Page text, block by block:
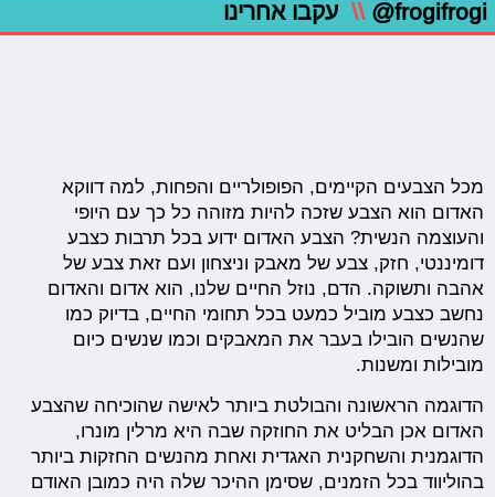
@frogifrogi
\\ עקבו אחרינו
מכל הצבעים הקיימים, הפופולריים והפחות, למה דווקא
האדום הוא הצבע שזכה להיות מזוהה כל כך עם היופי
והעוצמה הנשית? הצבע האדום ידוע בכל תרבות כצבע
דומיננטי, חזק, צבע של מאבק וניצחון ועם זאת צבע של
אהבה ותשוקה. הדם, נוזל החיים שלנו, הוא אדום והאדום
נחשב כצבע מוביל כמעט בכל תחומי החיים, בדיוק כמו
שהנשים הובילו בעבר את המאבקים וכמו שנשים כיום
מובילות ומשנות.
הדוגמה הראשונה והבולטת ביותר לאישה שהוכיחה שהצבע
האדום אכן הבליט את החוזקה שבה היא מרלין מונרו,
הדוגמנית והשחקנית האגדית ואחת מהנשים החזקות ביותר
בהוליווד בכל הזמנים, שסימן ההיכר שלה היה כמובן האודם